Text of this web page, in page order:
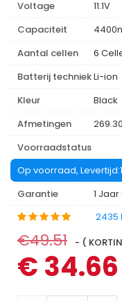
Voltage
11.1V
Capaciteit
Aantal cellen
6
Batterij techniekLi-ion
Kleur
Black
Afmetingen
Voorraadstatus
Op voorraad,
Garantie
1
2435
€49.51 - (
€ 34.66